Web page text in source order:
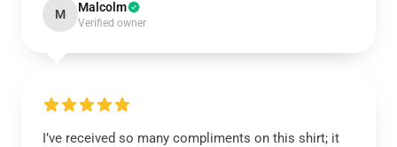
M Malcolm
Verified owner
I’ve received so many compliments on this shirt; it